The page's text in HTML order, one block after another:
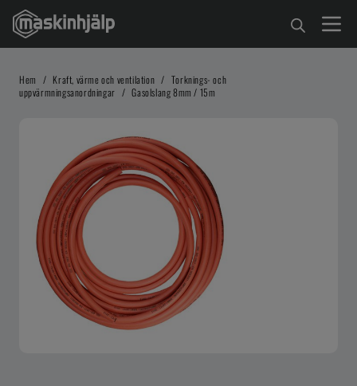
Hem / Kraft, värme och ventilation / Torknings- och
uppvärmningsanordningar / Gasolslang 8mm / 15m